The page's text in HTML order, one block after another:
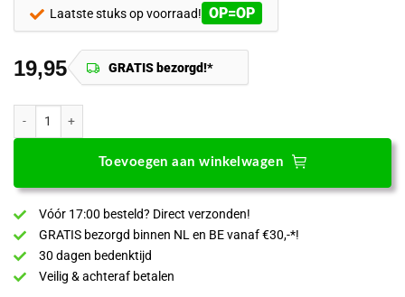
Laatste stuks op voorraad! OP=OP
GRATIS bezorgd!*
19,95
Toevoegen aan winkelwagen
Vóór 17:00 besteld? Direct verzonden!
GRATIS bezorgd binnen NL en BE vanaf €30,-*!
30 dagen bedenktijd
Veilig & achteraf betalen